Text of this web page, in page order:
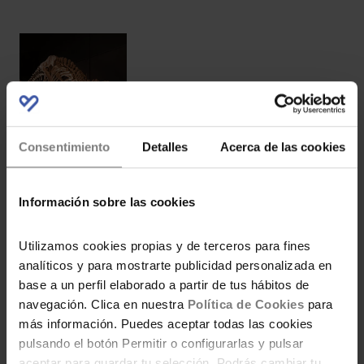
Consentimiento Detalles Acerca de las cookies
Información sobre las cookies
Utilizamos cookies propias y de terceros para fines
analíticos y para mostrarte publicidad personalizada en
base a un perfil elaborado a partir de tus hábitos de
navegación. Clica en nuestra Política de Cookies para
más información. Puedes aceptar todas las cookies
pulsando el botón Permitir o configurarlas y pulsar
Visita Dinópolis 2×1
los apartamentos de
Magic World
¡Vuelve el Magic Play